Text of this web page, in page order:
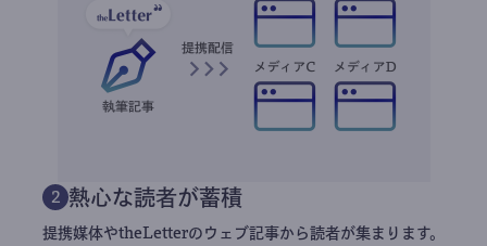
2 熱心な読者が蓄積
提携媒体やtheLetterのウェブ記事から読者が集まります。